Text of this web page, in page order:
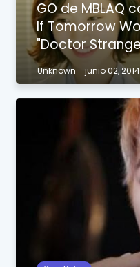
GO de MBLAQ
If Tomorrow
"Doctor
Unknown junio 02, 2014